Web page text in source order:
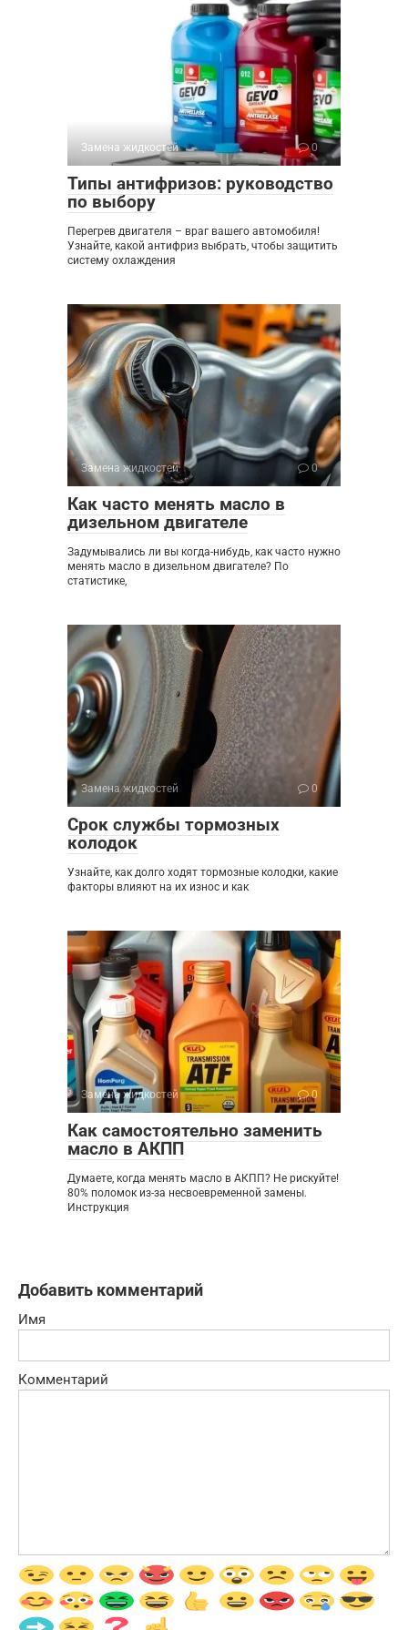
Замена жидкостей 0
Типы антифризов: руководство
по выбору
Перегрев двигателя – враг вашего автомобиля!
Узнайте, какой антифриз выбрать, чтобы защитить
систему охлаждения
Замена жидкостей 0
Как часто менять масло в
дизельном двигателе
Задумывались ли вы когда-нибудь, как часто нужно
менять масло в дизельном двигателе? По
статистике,
Замена жидкостей 0
Срок службы тормозных
колодок
Узнайте, как долго ходят тормозные колодки, какие
факторы влияют на их износ и как
Замена жидкостей 0
Как самостоятельно заменить
масло в АКПП
Думаете, когда менять масло в АКПП? Не рискуйте!
80% поломок из-за несвоевременной замены.
Инструкция
Добавить комментарий
Имя
Комментарий